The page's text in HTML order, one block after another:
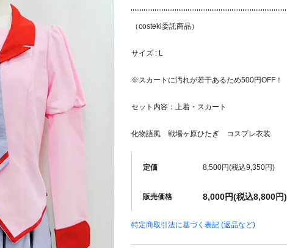
（costeki委託商品）
サイズ : L
※スカートに汚れが若干あるため500円OFF！
セット内容：上着・スカート
化物語風 戦場ヶ原ひたぎ コスプレ衣装
定価 8,500円(税込9,350円)
販売価格 8,000円(税込8,800円)
特定商取引法に基づく表記 (返品など)